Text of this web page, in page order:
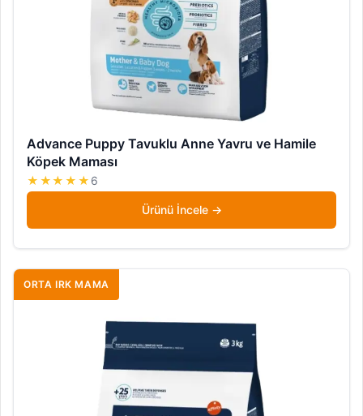
Advance Puppy Tavuklu Anne Yavru ve Hamile
Köpek Maması
★★★★★ 6
Ürünü İncele
ORTA IRK MAMA